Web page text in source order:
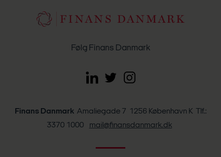
Følg Finans Danmark
Finans DanmarkAmaliegade 7 1256 København K Tlf.:
3370 1000
mail@finansdanmark.dk